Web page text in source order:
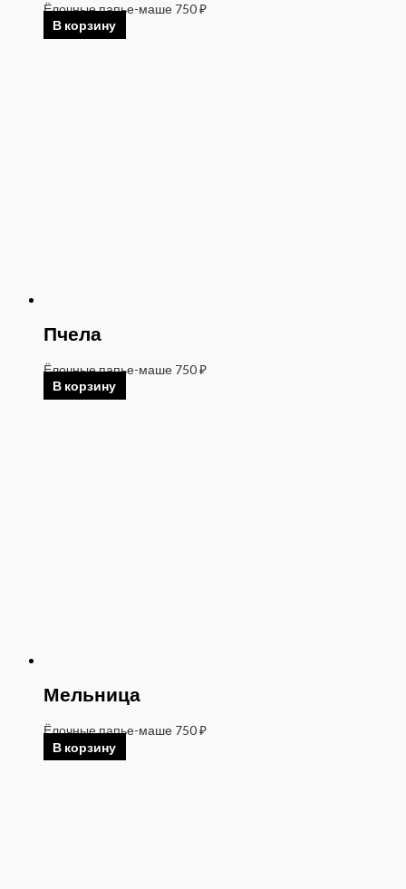
Ёлочные папье-маше 750₽
В корзину
Пчела
Ёлочные папье-маше 750₽
В корзину
Мельница
Ёлочные папье-маше 750₽
В корзину